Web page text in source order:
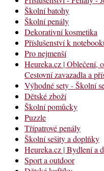
Školní batohy
Školní penály
Dekorativní kosmetika
Příslušenství k
Pro nejmenší
Heureka.cz | Oblečení,
Cestovní zavazadla a
Výhodné sety - Školní
Dětské zboží
Školní pomůcky
Puzzle
Třípatrové penály
Školní sešity a doplňky
Heureka.cz | Bydlení a
Sport a outdoor